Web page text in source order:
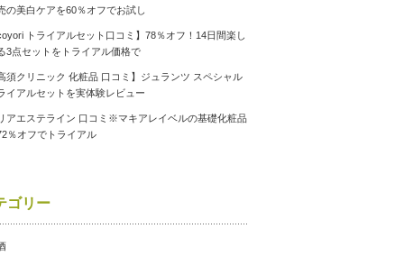
の美白ケアを60％オフでお試し
トライアルセット口コミ】78％オフ！14日間楽し
3点セットをトライアル価格で
須クリニック 化粧品 口コミ】ジュランツ スペシャル
イアルセットを実体験レビュー
アエステライン 口コミ※マキアレイベルの基礎化粧品
％オフでトライアル
ゴリー